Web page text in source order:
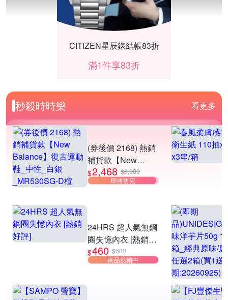
CITIZEN星辰錶結帳83折
滿1件享83折
UPS不斷電系統限時95折
滿1件享95折
秒殺時時樂 看更多
(券後價 2168) 熱銷
補貨款【New
Balance】復古運動
鞋_中性_白銀
$2,468 $3,080
即將售完
24HRS 超人氣無鋼
圈失憶內衣 [熱銷好
評]
$460 $680
商品熱銷中